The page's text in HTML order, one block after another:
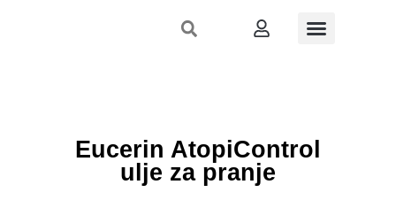
Eucerin AtopiControl
ulje za pranje